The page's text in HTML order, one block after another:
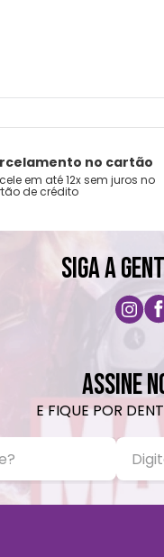
no cartão
em até 12x sem juros no
de crédito
SIGA A
ASSINE
E FIQUE POR